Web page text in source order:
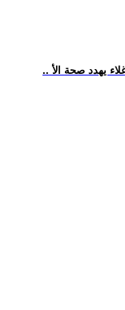
يهدد صحة الأ